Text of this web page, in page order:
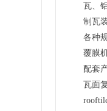
瓦、
制瓦
各种
覆膜
配套
瓦面